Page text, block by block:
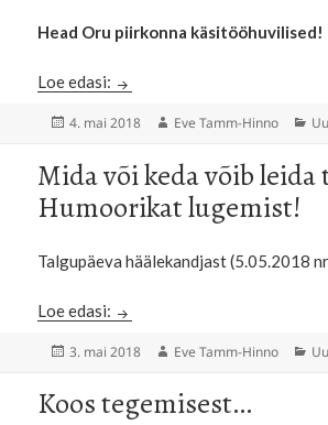
Head Oru piirkonna käsitööhuvilised!
Loe edasi: Käsitööhuvilistele!
Postitatud
4. mai 2018 Autor
Eve Tamm-Hinno
Mida või keda võib leida
Humoorikat lugemist!
Talgupäeva häälekandjast (5.05.2018
Loe edasi: Mida või keda võib leida
Postitatud
3. mai 2018 Autor
Eve Tamm-Hinno
Koos tegemisest…